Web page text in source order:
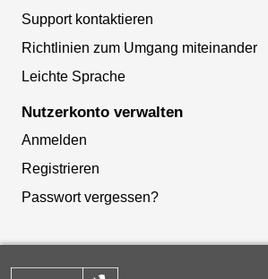
Support kontaktieren
Richtlinien zum Umgang miteinander
Leichte Sprache
Nutzerkonto verwalten
Anmelden
Registrieren
Passwort vergessen?